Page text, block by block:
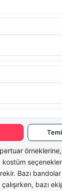
önemlidir.
gibi mekan
daha doğru
ve kurumsal
ve dikkat çekici
etkinliği, okul
Bu tür
planı,
parçalarıdır.
seçerken
kostüm
Bazı
çalışırken, bazı